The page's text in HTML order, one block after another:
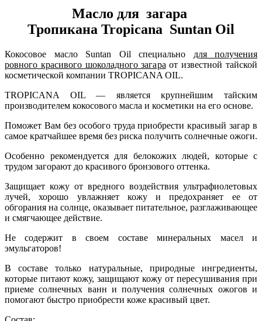
Масло для загара
Тропикана Tropicana Suntan Oil
Кокосовое масло Suntan Oil специально для получения
ровного красивого шоколадного загара от известной тайской
косметической компании TROPICANA OIL.
TROPICANA OIL — является крупнейшим тайским
производителем кокосового масла и косметики на его основе.
Поможет Вам без особого труда приобрести красивый загар в
самое кратчайшее время без риска получить солнечные ожоги.
Особенно рекомендуется для белокожих людей, которые с
трудом загорают до красивого бронзового оттенка.
Защищает кожу от вредного воздействия ультрафиолетовых
лучей, хорошо увлажняет кожу и предохраняет ее от
обгорания на солнце, оказывает питательное, разглаживающее
и смягчающее действие.
Не содержит в своем составе минеральных масел и
эмульгаторов!
В составе только натуральные, природные ингредиенты,
которые питают кожу, защищают кожу от пересушивания при
приеме солнечных ванн и получения солнечных ожогов и
помогают быстро приобрести коже красивый цвет.